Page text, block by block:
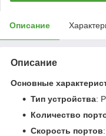
Описание
Описание
Основные
Тип устройства:
Количество
Скорость портов